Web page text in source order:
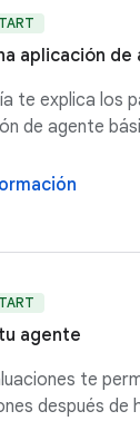
aplicación de
te explica los
de agente
agente
te
después de